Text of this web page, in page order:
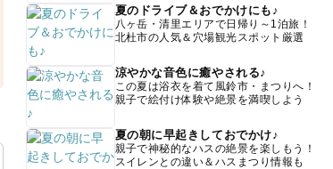
夏のドライブ＆おでかけにも♪
八ヶ岳・清里エリアで日帰り～1泊旅！
北杜市の人気＆穴場観光スポット厳選
涼やかな音色に癒やされる♪
この夏は浴衣を着て風鈴市・まつりへ！
親子で絵付け体験や絶景を満喫しよう
夏の朝に早起きしておでかけ♪
親子で神秘的なハスの絶景を楽しもう！
スイレンとの違い＆ハスまつり情報も